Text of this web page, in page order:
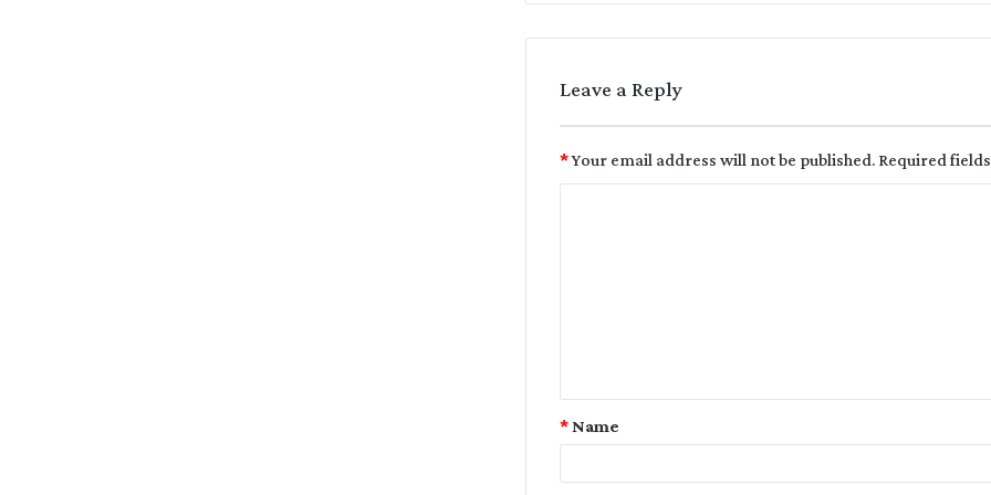
Leave a Reply
Your email address will not be published.Required
*
Name
*